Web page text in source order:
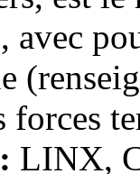
avec
LINX,